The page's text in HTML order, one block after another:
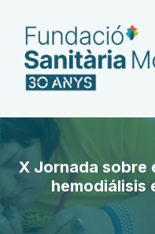
contenido
principal
X Jornada sobre
hemodiálisis